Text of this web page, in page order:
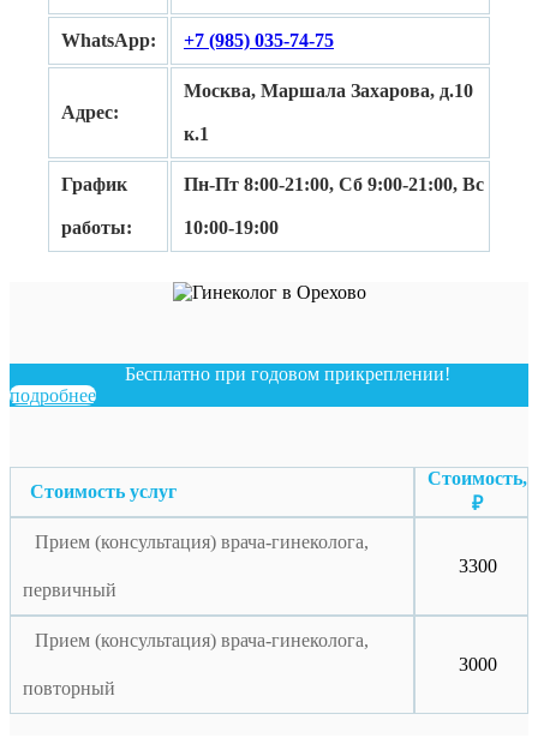
WhatsApp: +7 (985) 035-74-75
Адрес:
Москва, Маршала Захарова, д.10
к.1
График
работы:
Пн-Пт 8:00-21:00, Сб 9:00-21:00, Вс
10:00-19:00
Бесплатно при годовом прикреплении!
подробнее
Стоимость услуг
Стоимость,
₽
Прием (консультация) врача-гинеколога,
первичный
3300
Прием (консультация) врача-гинеколога,
повторный
3000